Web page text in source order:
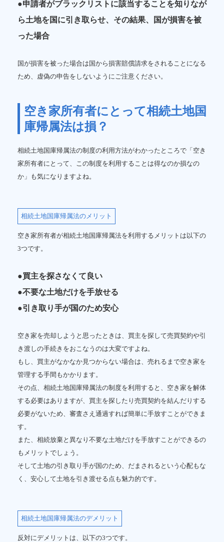
●申請者がブラックリストに該当することを知りなが
ら土地を国に引き取らせ、その結果、国が損害を被
った場合
国が損害を被った場合は国から損害賠償請求をされることになる
ため、虚偽の申告をしないようにご注意ください。
空き家所有者にとって相続土地国
庫帰属法は損？
相続土地国庫帰属法の制度の利用方法がわかったところで「空き
家所有者にとって、この制度を利用することは得なのか損なの
か」も気になりますよね。
相続土地国庫帰属法のメリット
空き家所有者が相続土地国庫帰属法を利用するメリットは以下の
3つです。
●買主を探さなくて良い
●不要な土地だけを手放せる
●引き取り手が国のため安心
空き家を売却しようと思ったときは、買主を探して売買契約や引
き渡しの手続きをおこなうのは大変ですよね。
もし、買主がなかなか見つからない場合は、売れるまで空き家を
管理する手間もかかります。
その点、相続土地国庫帰属法の制度を利用すると、空き家を解体
する必要はありますが、買主を探したり売買契約を結んだりする
必要がないため、審査さえ通過すれば簡単に手放すことができま
す。
また、相続放棄と異なり不要な土地だけを手放すことができるの
もメリットでしょう。
そして土地の引き取り手が国のため、だまされるという心配もな
く、安心して土地を引き渡せる点も魅力的です。
相続土地国庫帰属法のデメリット
反対にデメリットは、以下の3つです。